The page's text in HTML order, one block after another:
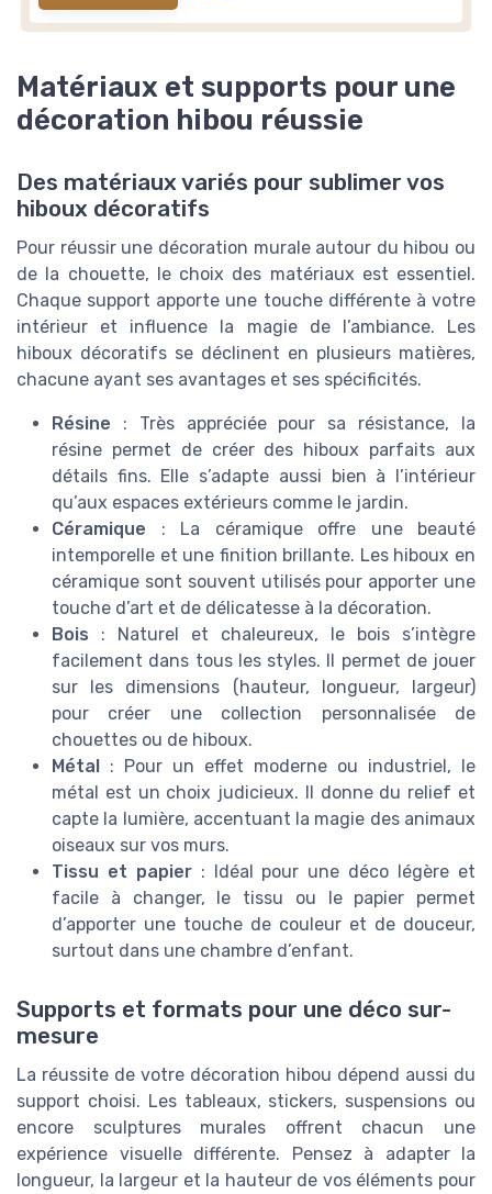
Matériaux et supports pour une
décoration hibou réussie
Des matériaux variés pour sublimer vos
hiboux décoratifs
Pour réussir une décoration murale autour du hibou ou
de la chouette, le choix des matériaux est essentiel.
Chaque support apporte une touche différente à votre
intérieur et influence la magie de l’ambiance. Les
hiboux décoratifs se déclinent en plusieurs matières,
chacune ayant ses avantages et ses spécificités.
Résine : Très appréciée pour sa résistance, la
résine permet de créer des hiboux parfaits aux
détails fins. Elle s’adapte aussi bien à l’intérieur
qu’aux espaces extérieurs comme le jardin.
Céramique : La céramique offre une beauté
intemporelle et une finition brillante. Les hiboux en
céramique sont souvent utilisés pour apporter une
touche d’art et de délicatesse à la décoration.
Bois : Naturel et chaleureux, le bois s’intègre
facilement dans tous les styles. Il permet de jouer
sur les dimensions (hauteur, longueur, largeur)
pour créer une collection personnalisée de
chouettes ou de hiboux.
Métal : Pour un effet moderne ou industriel, le
métal est un choix judicieux. Il donne du relief et
capte la lumière, accentuant la magie des animaux
oiseaux sur vos murs.
Tissu et papier: Idéal pour une déco légère et
facile à changer, le tissu ou le papier permet
d’apporter une touche de couleur et de douceur,
surtout dans une chambre d’enfant.
Supports et formats pour une déco sur-
mesure
La réussite de votre décoration hibou dépend aussi du
support choisi. Les tableaux, stickers, suspensions ou
encore sculptures murales offrent chacun une
expérience visuelle différente. Pensez à adapter la
longueur, la largeur et la hauteur de vos éléments pour